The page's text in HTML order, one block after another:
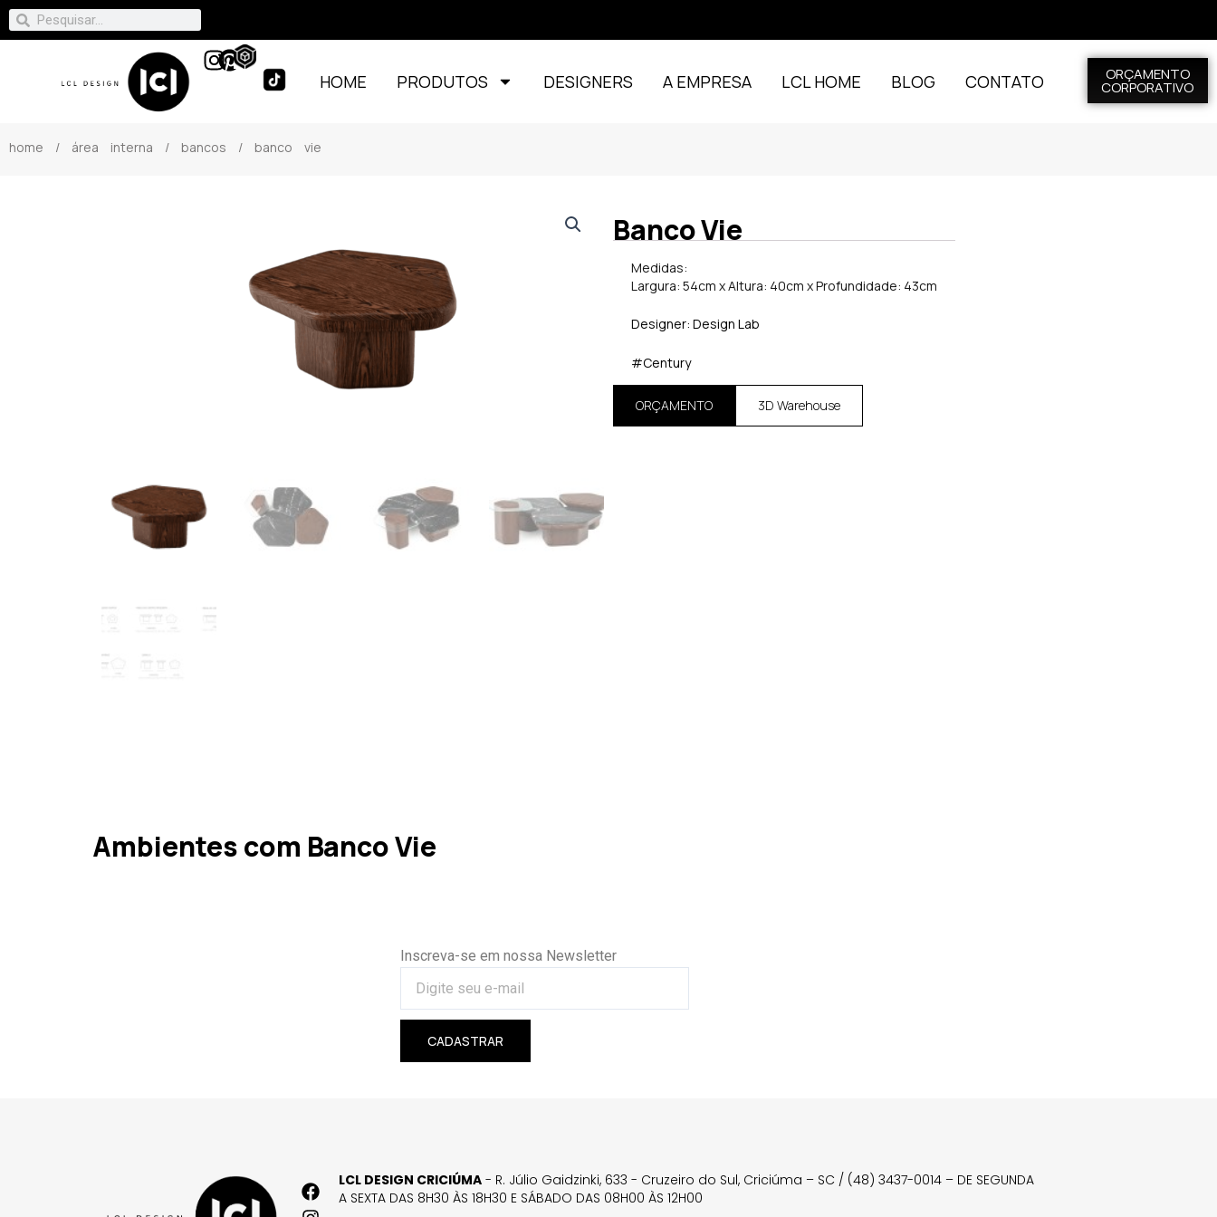
HOME PRODUTOS DESIGNERS A EMPRESA LCL HOME BLOG CONTATO ORÇAMENTO
CORPORATIVO
home / área interna / bancos / banco vie
Banco Vie
Medidas:
Largura: 54cm x Altura: 40cm x Profundidade: 43cm
Designer: Design Lab
#Century
ORÇAMENTO 3D Warehouse
Ambientes com Banco Vie
Inscreva-se em nossa Newsletter
CADASTRAR
LCL DESIGN CRICIÚMA - R. Júlio Gaidzinki, 633 - Cruzeiro do Sul, Criciúma – SC / (48) 3437-0014 – DE SEGUNDA
A SEXTA DAS 8H30 ÀS 18H30 E SÁBADO DAS 08H00 ÀS 12H00